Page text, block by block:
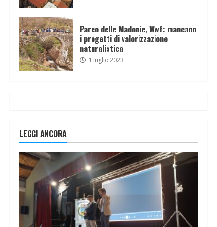
Parco delle Madonie, Wwf: mancano
i progetti di valorizzazione
naturalistica
1 luglio 2023
LEGGI ANCORA